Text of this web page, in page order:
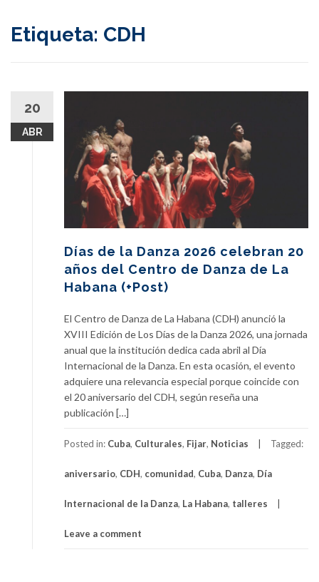
Etiqueta: CDH
20
ABR
Días de la Danza 2026 celebran 20
años del Centro de Danza de La
Habana (+Post)
El Centro de Danza de La Habana (CDH) anunció la
XVIII Edición de Los Días de la Danza 2026, una jornada
anual que la institución dedica cada abril al Día
Internacional de la Danza. En esta ocasión, el evento
adquiere una relevancia especial porque coincide con
el 20 aniversario del CDH, según reseña una
publicación […]
Posted in: Cuba, Culturales, Fijar, Noticias Tagged:
aniversario, CDH, comunidad, Cuba, Danza, Día
Internacional de la Danza, La Habana, talleres
Leave a comment